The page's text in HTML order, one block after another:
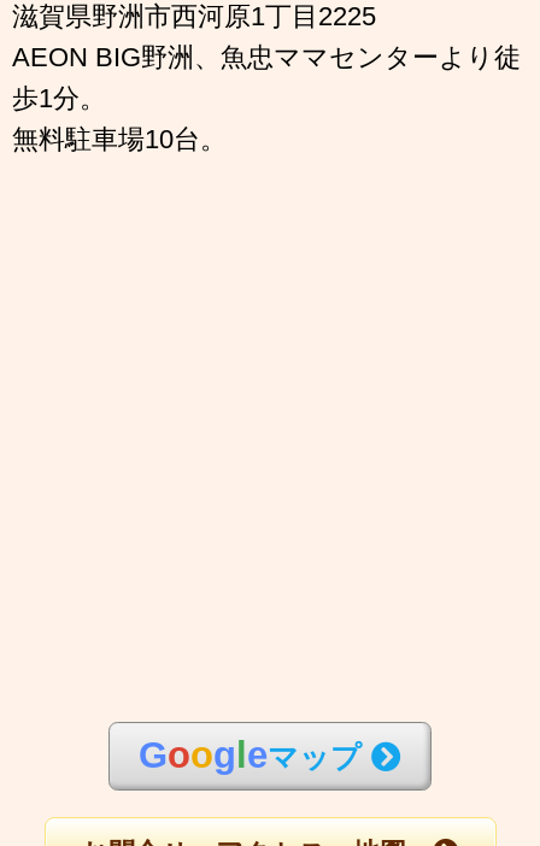
滋賀県野洲市西河原1丁目2225
AEON BIG野洲、魚忠ママセンターより徒
歩1分。
無料駐車場10台。
Googleマップ